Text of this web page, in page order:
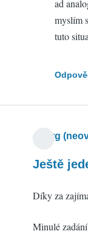
ad
myslím
tuto
ondrg
Ještě
Díky za
Minulé